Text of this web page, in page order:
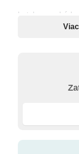
hotel sa
Mousata Village
mora • cca 400